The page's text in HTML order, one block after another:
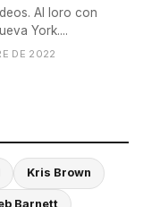
Al loro con
York....
DE 2022
Kris Brown
Barnett